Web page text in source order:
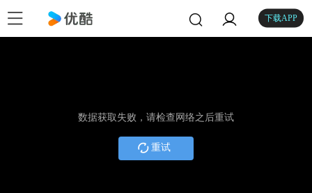
下载APP
数据获取失败，请检查网络之后重试
重试